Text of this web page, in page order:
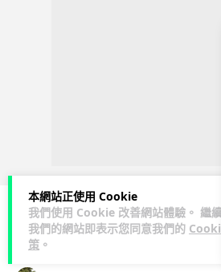
本網站正使用 Cookie
我們使用 Cookie 改善網站體驗。 繼
我們的網站即表示您同意我們的
策 。
人工智能